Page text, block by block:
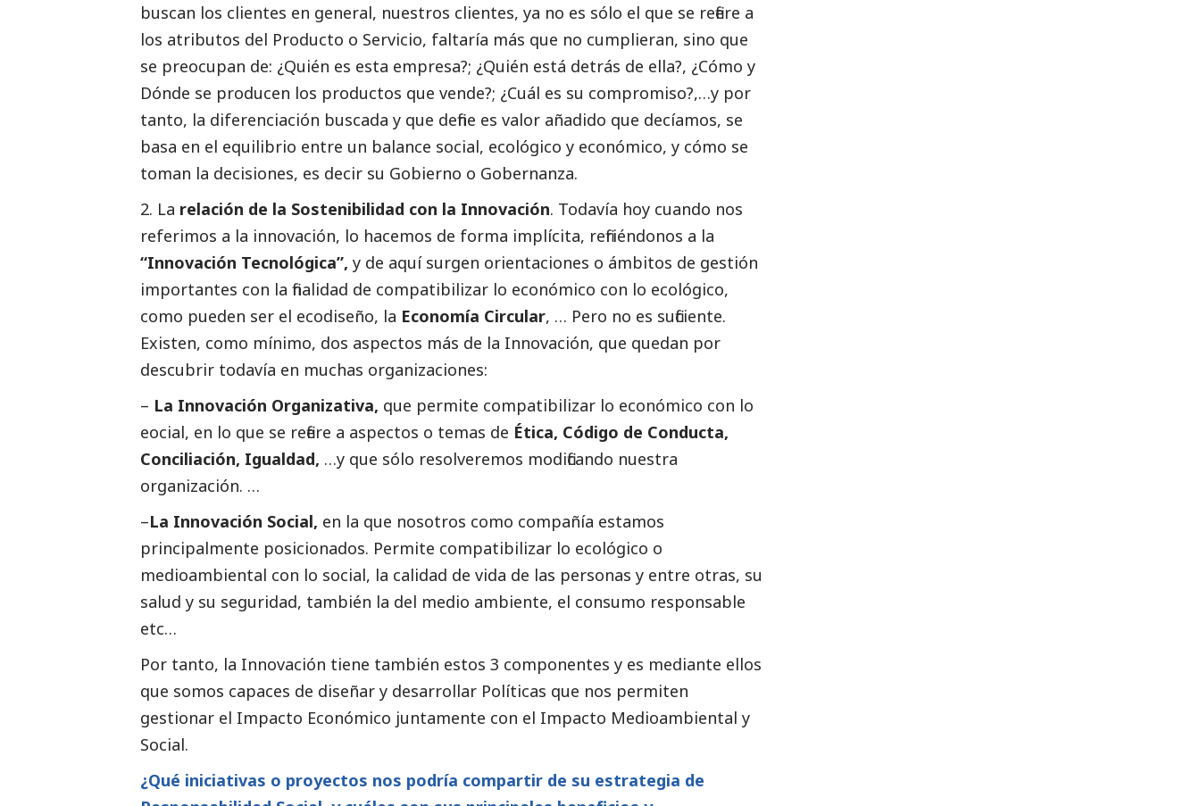
buscan los clientes en general, nuestros clientes, ya no es sólo el que se refiere a
los atributos del Producto o Servicio, faltaría más que no cumplieran, sino que
se preocupan de: ¿Quién es esta empresa?; ¿Quién está detrás de ella?, ¿Cómo y
Dónde se producen los productos que vende?; ¿Cuál es su compromiso?,…y por
tanto, la diferenciación buscada y que define es valor añadido que decíamos, se
basa en el equilibrio entre un balance social, ecológico y económico, y cómo se
toman la decisiones, es decir su Gobierno o Gobernanza.
2. La relación de la Sostenibilidad con la Innovación. Todavía hoy cuando nos
referimos a la innovación, lo hacemos de forma implícita, refiriéndonos a la
“Innovación Tecnológica”, y de aquí surgen orientaciones o ámbitos de gestión
importantes con la finalidad de compatibilizar lo económico con lo ecológico,
como pueden ser el ecodiseño, la Economía Circular, … Pero no es suficiente.
Existen, como mínimo, dos aspectos más de la Innovación, que quedan por
descubrir todavía en muchas organizaciones:
– La Innovación Organizativa, que permite compatibilizar lo económico con lo
eocial, en lo que se refiere a aspectos o temas de Ética, Código de Conducta,
Conciliación, Igualdad, …y que sólo resolveremos modificando nuestra
organización. …
–La Innovación Social, en la que nosotros como compañía estamos
principalmente posicionados. Permite compatibilizar lo ecológico o
medioambiental con lo social, la calidad de vida de las personas y entre otras, su
salud y su seguridad, también la del medio ambiente, el consumo responsable
etc…
Por tanto, la Innovación tiene también estos 3 componentes y es mediante ellos
que somos capaces de diseñar y desarrollar Políticas que nos permiten
gestionar el Impacto Económico juntamente con el Impacto Medioambiental y
Social.
¿Qué iniciativas o proyectos nos podría compartir de su estrategia de